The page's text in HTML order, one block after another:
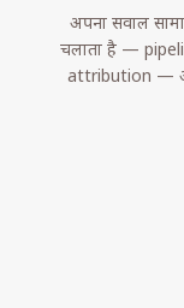
अपना सवाल
चलाता है —
attribution — और